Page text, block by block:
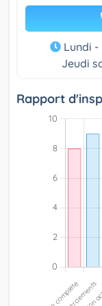
Lundi -
Jeudi
Rapport